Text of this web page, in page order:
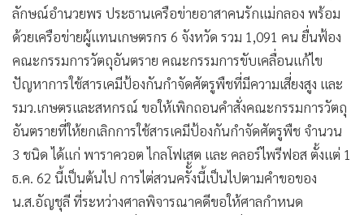
ลักษณ์อำนวยพร ประธานเครือข่ายอาสาคนรักแม่กลอง พร้อม
ด้วยเครือข่ายผู้แทนเกษตรกร 6 จังหวัด รวม 1,091 คน ยื่นฟ้อง
คณะกรรมการวัตถุอันตราย คณะกรรมการขับเคลื่อนแก้ไข
ปัญหาการใช้สารเคมีป้องกันกำจัดศัตรูพืชที่มีความเสี่ยงสูง และ
รมว.เกษตรและสหกรณ์ ขอให้เพิกถอนคำสั่งคณะกรรมการวัตถุ
อันตรายที่ให้ยกเลิกการใช้สารเคมีป้องกันกำจัดศัตรูพืช จำนวน
3 ชนิด ได้แก่ พาราควอต ไกลโฟเสต และ คลอร์ไพรีฟอส ตั้งแต่ 1
ธ.ค. 62 นี้เป็นต้นไป การไต่สวนครัั้งนี้เป็นไปตามคำขอของ
น.ส.อัญชุลี ที่ระหว่างศาลพิจารณาคดีขอให้ศาลกำหนด